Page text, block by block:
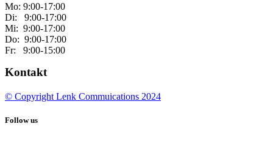
Mo: 9:00-17:00
Di: 9:00-17:00
Mi: 9:00-17:00
Do: 9:00-17:00
Fr: 9:00-15:00
Kontakt
© Copyright Lenk Commuications 2024
Follow us